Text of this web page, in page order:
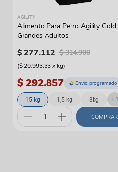
AGILITY
Alimento Para Perro Agility Gold
Grandes Adultos
$277.112 $ 314.900
($ 20.993,33x kg)
$ 292.857 Envío programado
15 kg 1,5 kg 3kg +1
COMPRAR